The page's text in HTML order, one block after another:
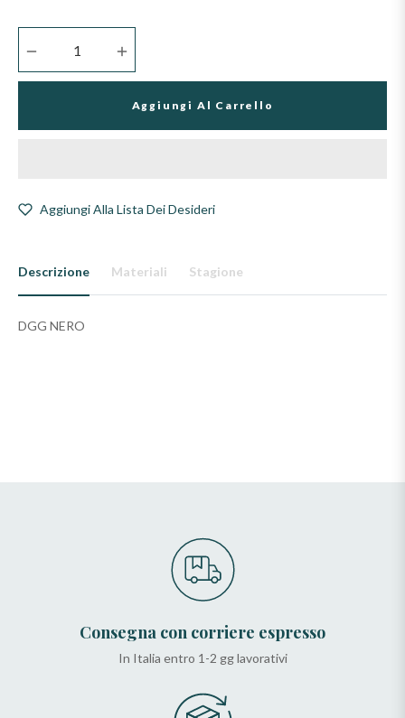
Aggiungi Al Carrello
Aggiungi Alla Lista Dei Desideri
Descrizione Materiali Stagione
DGG NERO
Consegna con corriere espresso
In Italia entro 1-2 gg lavorativi